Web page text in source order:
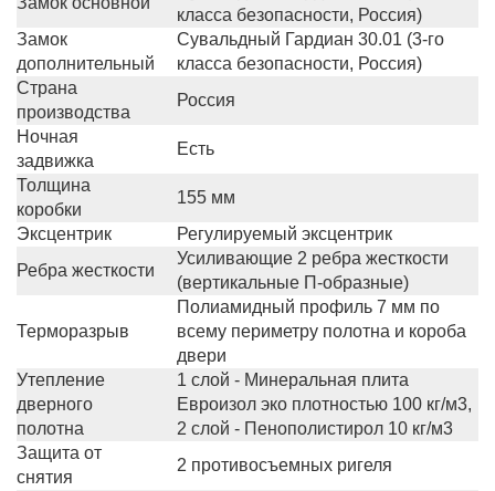
класса безопасности, Россия)
Замок
дополнительный
Сувальдный Гардиан 30.01 (3-го
класса безопасности, Россия)
Страна
производства
Россия
Ночная
задвижка
Есть
Толщина
коробки
155 мм
Эксцентрик
Регулируемый эксцентрик
Ребра жесткости
Усиливающие 2 ребра жесткости
(вертикальные П-образные)
Терморазрыв
Полиамидный профиль 7 мм по
всему периметру полотна и короба
двери
Утепление
дверного
полотна
1 слой - Минеральная плита
Евроизол эко плотностью 100 кг/м3,
2 слой - Пенополистирол 10 кг/м3
Защита от
снятия
2 противосъемных ригеля